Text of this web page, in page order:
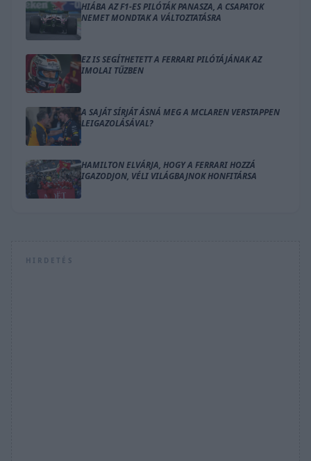
HIÁBA AZ F1-ES PILÓTÁK PANASZA, A CSAPATOK
NEMET MONDTAK A VÁLTOZTATÁSRA
EZ IS SEGÍTHETETT A FERRARI PILÓTÁJÁNAK AZ
IMOLAI TŰZBEN
A SAJÁT SÍRJÁT ÁSNÁ MEG A MCLAREN VERSTAPPEN
LEIGAZOLÁSÁVAL?
HAMILTON ELVÁRJA, HOGY A FERRARI HOZZÁ
IGAZODJON, VÉLI VILÁGBAJNOK HONFITÁRSA
HIRDETÉS